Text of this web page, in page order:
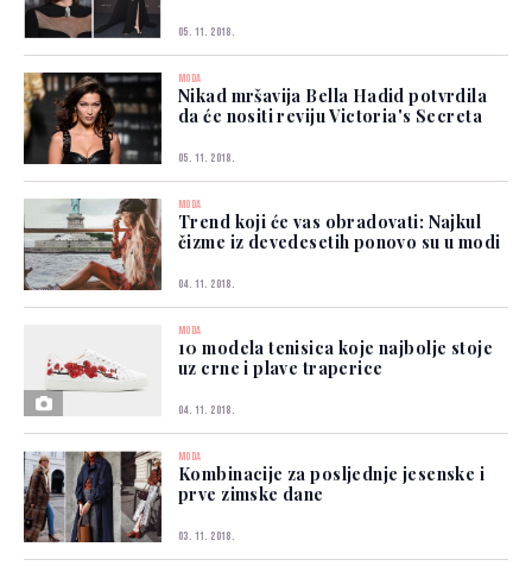
05. 11. 2018.
MODA
Nikad mršavija Bella Hadid potvrdila
da će nositi reviju Victoria's Secreta
05. 11. 2018.
MODA
Trend koji će vas obradovati: Najkul
čizme iz devedesetih ponovo su u modi
04. 11. 2018.
MODA
10 modela tenisica koje najbolje stoje
uz crne i plave traperice
04. 11. 2018.
MODA
Kombinacije za posljednje jesenske i
prve zimske dane
03. 11. 2018.